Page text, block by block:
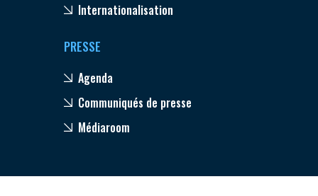
Internationalisation
PRESSE
Agenda
Communiqués de presse
Médiaroom